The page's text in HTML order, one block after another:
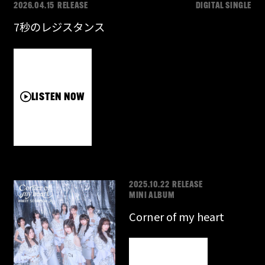
2026.04.15 RELEASE DIGITAL SINGLE
7秒のレジスタンス
LISTEN NOW
2025.10.22 RELEASE
MINI ALBUM
Corner of my heart